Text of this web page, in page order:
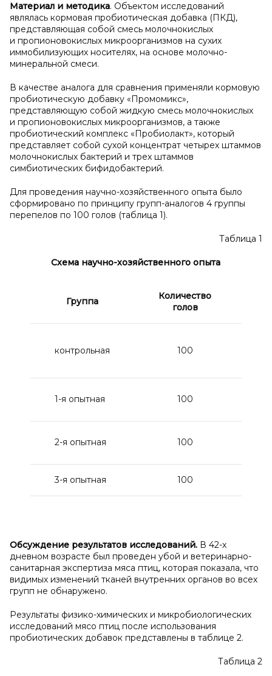
Материал и методика. Объектом исследований
являлась кормовая пробиотическая добавка (ПКД),
представляющая собой смесь молочнокислых
и пропионовокислых микроорганизмов на сухих
иммобилизующих носителях, на основе молочно-
минеральной смеси.
В качестве аналога для сравнения применяли кормовую
пробиотическую добавку «Промомикс»,
представляющую собой жидкую смесь молочнокислых
и пропионовокислых микроорганизмов, а также
пробиотический комплекс «Пробиолакт», который
представляет собой сухой концентрат четырех штаммов
молочнокислых бактерий и трех штаммов
симбиотических бифидобактерий.
Для проведения научно-хозяйственного опыта было
сформировано по принципу групп-аналогов 4 группы
перепелов по 100 голов (таблица 1).
Таблица 1
Схема научно-хозяйственного опыта
Группа
Количество
голов
контрольная 100
1-я опытная 100
2-я опытная 100
3-я опытная 100
Обсуждение результатов исследований. В 42-х
дневном возрасте был проведен убой и ветеринарно-
санитарная экспертиза мяса птиц, которая показала, что
видимых изменений тканей внутренних органов во всех
групп не обнаружено.
Результаты физико-химических и микробиологических
исследований мясо птиц после использования
пробиотических добавок представлены в таблице 2.
Таблица 2